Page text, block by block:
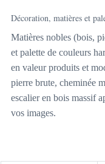
Décoration, matières et
Matières nobles (bois,
et palette de couleurs
en valeur produits et
pierre brute, cheminée
escalier en bois massif
vos images.